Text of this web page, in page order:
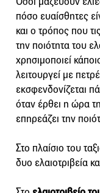
πόσο ευαίσθητες
και ο τρόπος που
την ποιότητα του
χρησιμοποιεί
λειτουργεί με
εκσφενδονίζεται
όταν έρθει η ώρα
επηρεάζει την
Στο πλαίσιο του
δυο ελαιοτριβεία